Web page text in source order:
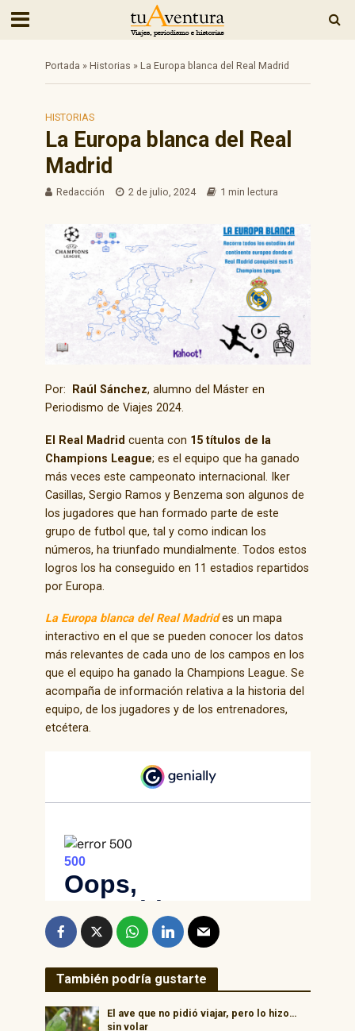
Portada » Historias » La Europa blanca del Real Madrid
HISTORIAS
La Europa blanca del Real
Madrid
Redacción 2 de julio, 2024 1 min lectura
Por: Raúl Sánchez, alumno del Máster en
Periodismo de Viajes 2024.
El Real Madrid cuenta con 15 títulos de la
Champions League; es el equipo que ha ganado
más veces este campeonato internacional. Iker
Casillas, Sergio Ramos y Benzema son algunos de
los jugadores que han formado parte de este
grupo de futbol que, tal y como indican los
números, ha triunfado mundialmente. Todos estos
logros los ha conseguido en 11 estadios repartidos
por Europa.
La Europa blanca del Real Madrides un mapa
interactivo en el que se pueden conocer los datos
más relevantes de cada uno de los campos en los
que el equipo ha ganado la Champions League. Se
acompaña de información relativa a la historia del
equipo, de los jugadores y de los entrenadores,
etcétera.
También podría gustarte
El ave que no pidió viajar, pero lo hizo…
sin volar